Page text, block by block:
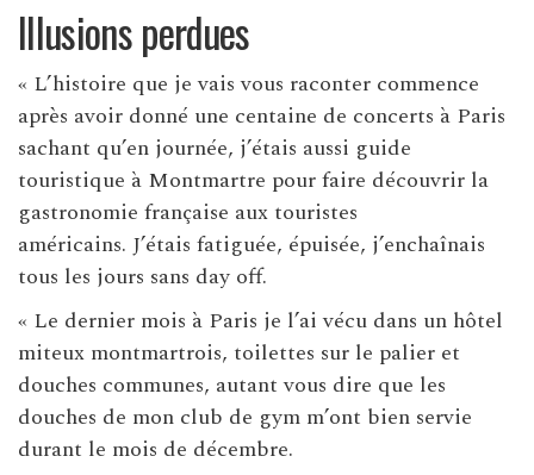
Illusions perdues
« L’histoire que je vais vous raconter commence
après avoir donné une centaine de concerts à Paris
sachant qu’en journée, j’étais aussi guide
touristique à Montmartre pour faire découvrir la
gastronomie française aux touristes
américains. J’étais fatiguée, épuisée, j’enchaînais
tous les jours sans day off.
« Le dernier mois à Paris je l’ai vécu dans un hôtel
miteux montmartrois, toilettes sur le palier et
douches communes, autant vous dire que les
douches de mon club de gym m’ont bien servie
durant le mois de décembre.